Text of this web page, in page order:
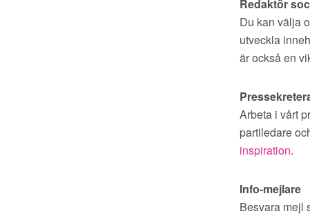
Redaktör
Du kan välja
utveckla
är också en
Arbeta i vårt
partiledare
inspiration.
Info-mejlare
Besvara mejl